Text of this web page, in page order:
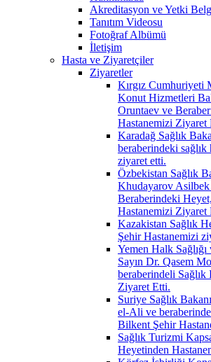
Akreditasyon ve Yetki
Tanıtım Videosu
Fotoğraf Albümü
İletişim
Hasta ve Ziyaretçiler
Ziyaretler
Kırgız Cumhuriyeti
Konut Hizmetleri
Oruntaev ve
Hastanemizi Ziyaret
Karadağ Sağlık
beraberindeki sağlık
ziyaret etti.
Özbekistan Sağlık
Khudayarov
Beraberindeki
Hastanemizi Ziyaret
Kazakistan Sağlık
Şehir Hastanemizi
Yemen Halk
Sayın Dr. Qasem
beraberindeli
Ziyaret Etti.
Suriye Sağlık
el-Ali ve
Bilkent Şehir
Sağlık Turizmi
Heyetinden